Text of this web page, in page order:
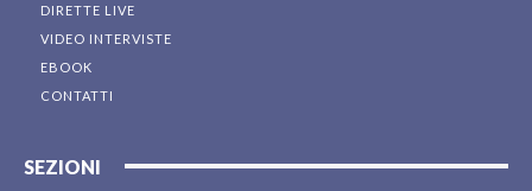
DIRETTE LIVE
VIDEO INTERVISTE
EBOOK
CONTATTI
SEZIONI